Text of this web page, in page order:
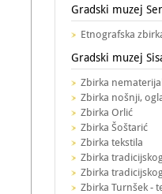
Gradski muzej
Etnografska
Gradski muzej
Zbirka
Zbirka nošnji,
Zbirka Orlić
Zbirka Šoštarić
Zbirka tekstila
Zbirka
Zbirka
Zbirka Turnšek -